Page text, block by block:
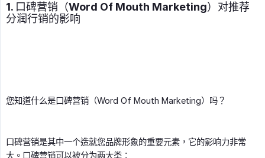
1. 口碑营销（Word Of Mouth Marketing）对推荐
分润行销的影响
您知道什么是口碑营销（Word Of Mouth Marketing）吗？
口碑营销是其中一个造就您品牌形象的重要元素，它的影响力非常
大。口碑营销可以被分为两大类：